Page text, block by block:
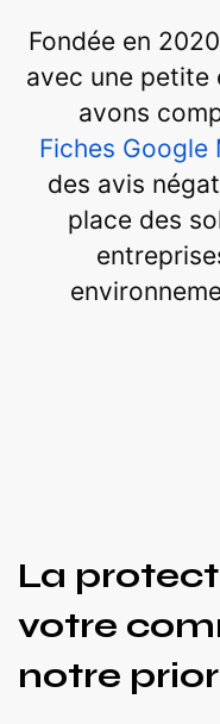
Fondée en
avec une petite
avons
Fiches Google
des avis
place des
La
votre
notre